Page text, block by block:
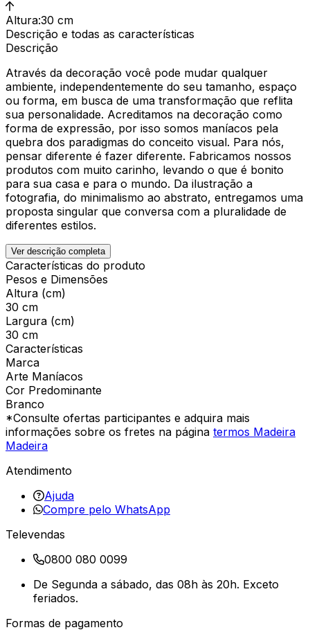
Altura:30 cm
Descrição e todas as características
Descrição
Através da decoração você pode mudar qualquer
ambiente, independentemente do seu tamanho, espaço
ou forma, em busca de uma transformação que reflita
sua personalidade. Acreditamos na decoração como
forma de expressão, por isso somos maníacos pela
quebra dos paradigmas do conceito visual. Para nós,
pensar diferente é fazer diferente. Fabricamos nossos
produtos com muito carinho, levando o que é bonito
para sua casa e para o mundo. Da ilustração a
fotografia, do minimalismo ao abstrato, entregamos uma
proposta singular que conversa com a pluralidade de
diferentes estilos.
Ver descrição completa
Características do produto
Pesos e Dimensões
Altura (cm)
30 cm
Largura (cm)
30 cm
Características
Marca
Arte Maníacos
Cor Predominante
Branco
*Consulte ofertas participantes e adquira mais
informações sobre os fretes na página termos Madeira
Madeira
Atendimento
Ajuda
Compre pelo WhatsApp
Televendas
0800 080 0099
De Segunda a sábado, das 08h às 20h. Exceto
feriados.
Formas de pagamento